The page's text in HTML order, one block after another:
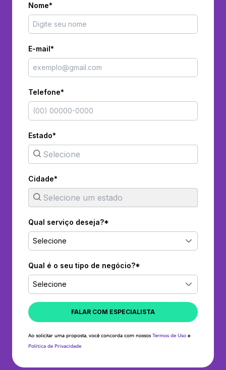
Nome*
E-mail*
Telefone*
Estado*
Cidade*
Qual serviço deseja?*
Selecione
Qual é o seu tipo de negócio?*
Selecione
FALAR COM ESPECIALISTA
Ao solicitar uma proposta, você concorda com nossos Termos de Uso e
Política de Privacidade